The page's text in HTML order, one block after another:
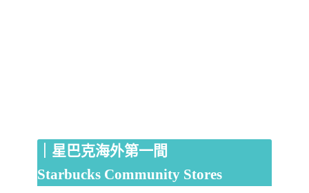
｜星巴克海外第一間
Starbucks Community Stores